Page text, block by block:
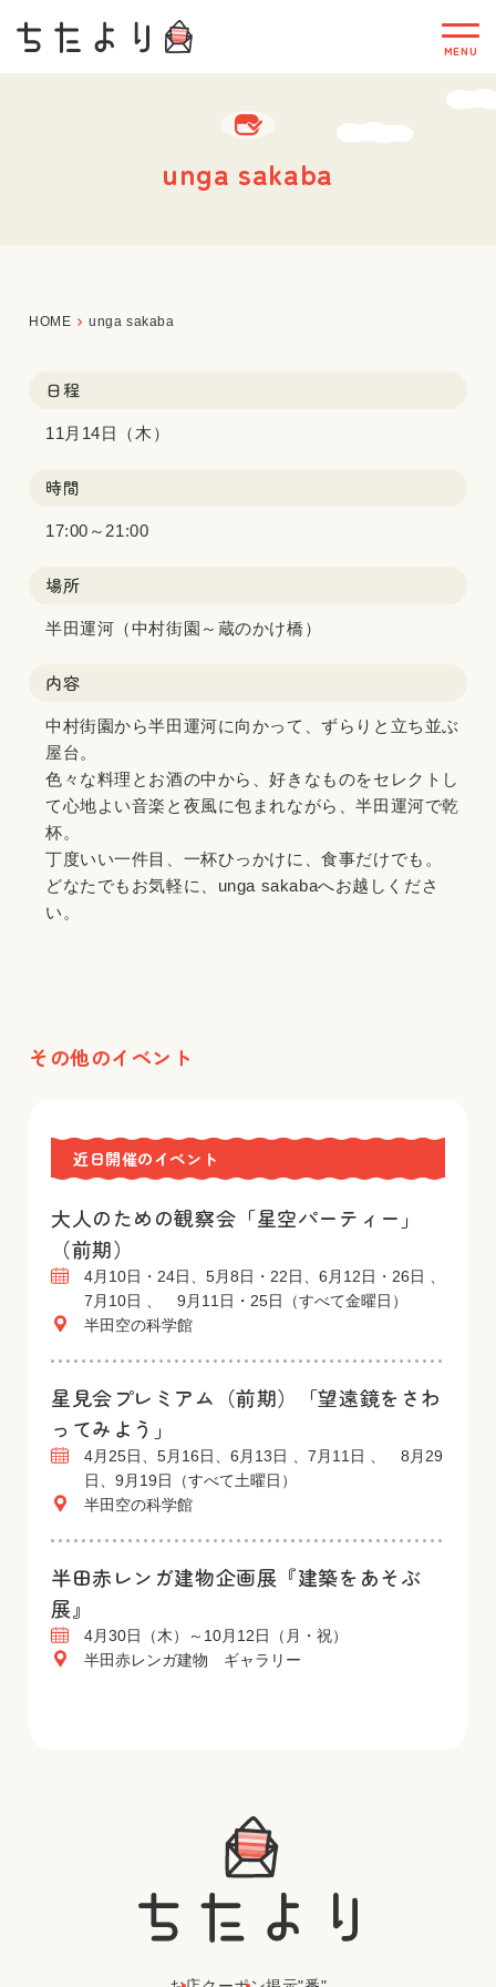
unga sakaba
HOME unga sakaba
日程
11月14日（木）
時間
17:00～21:00
場所
半田運河（中村街園～蔵のかけ橋）
内容
中村街園から半田運河に向かって、ずらりと立ち並ぶ
屋台。
色々な料理とお酒の中から、好きなものをセレクトし
て心地よい音楽と夜風に包まれながら、半田運河で乾
杯。
丁度いい一件目、一杯ひっかけに、食事だけでも。
どなたでもお気軽に、unga sakabaへお越しくださ
い。
その他のイベント
近日開催のイベント
大人のための観察会「星空パーティー」
（前期）
4月10日・24日、5月8日・22日、6月12日・26日 、
7月10日 、 9月11日・25日（すべて金曜日）
半田空の科学館
星見会プレミアム（前期）「望遠鏡をさわ
ってみよう」
4月25日、5月16日、6月13日 、7月11日 、 8月29
日、9月19日（すべて土曜日）
半田空の科学館
半田赤レンガ建物企画展『建築をあそぶ
展』
4月30日（木）～10月12日（月・祝）
半田赤レンガ建物 ギャラリー